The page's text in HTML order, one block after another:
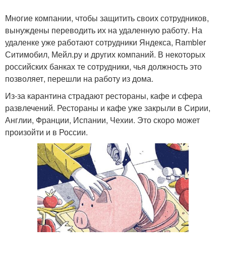
Многие компании, чтобы защитить своих сотрудников,
вынуждены переводить их на удаленную работу. На
удаленке уже работают сотрудники Яндекса, Rambler
Ситимобил, Мейл.ру и других компаний. В некоторых
российских банках те сотрудники, чья должность это
позволяет, перешли на работу из дома.
Из-за карантина страдают рестораны, кафе и сфера
развлечений. Рестораны и кафе уже закрыли в Сирии,
Англии, Франции, Испании, Чехии. Это скоро может
произойти и в России.